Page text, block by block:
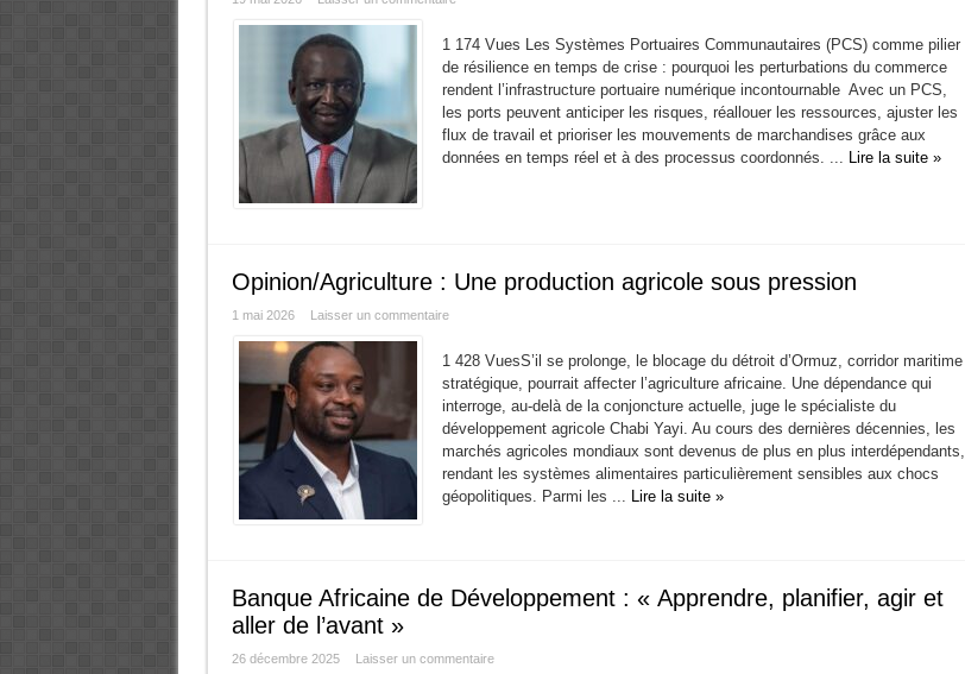
1 174 Vues Les Systèmes Portuaires Communautaires (PCS) comme pilier
de résilience en temps de crise : pourquoi les perturbations du commerce
rendent l’infrastructure portuaire numérique incontournable Avec un PCS,
les ports peuvent anticiper les risques, réallouer les ressources, ajuster les
flux de travail et prioriser les mouvements de marchandises grâce aux
données en temps réel et à des processus coordonnés. ... Lire la suite »
Opinion/Agriculture : Une production agricole sous pression
1 mai 2026 Laisser un commentaire
1 428 VuesS’il se prolonge, le blocage du détroit d’Ormuz, corridor maritime
stratégique, pourrait affecter l’agriculture africaine. Une dépendance qui
interroge, au-delà de la conjoncture actuelle, juge le spécialiste du
développement agricole Chabi Yayi. Au cours des dernières décennies, les
marchés agricoles mondiaux sont devenus de plus en plus interdépendants,
rendant les systèmes alimentaires particulièrement sensibles aux chocs
géopolitiques. Parmi les ... Lire la suite »
Banque Africaine de Développement : « Apprendre, planifier, agir et
aller de l’avant »
26 décembre 2025 Laisser un commentaire